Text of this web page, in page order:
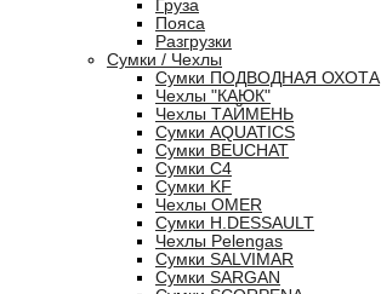
Груза
Пояса
Разгрузки
Сумки / Чехлы
Сумки ПОДВОДНАЯ ОХОТА
Чехлы "КАЮК"
Чехлы ТАЙМЕНЬ
Сумки AQUATICS
Сумки BEUCHAT
Сумки С4
Сумки KF
Чехлы OMER
Сумки H.DESSAULT
Чехлы Pelengas
Сумки SALVIMAR
Сумки SARGAN